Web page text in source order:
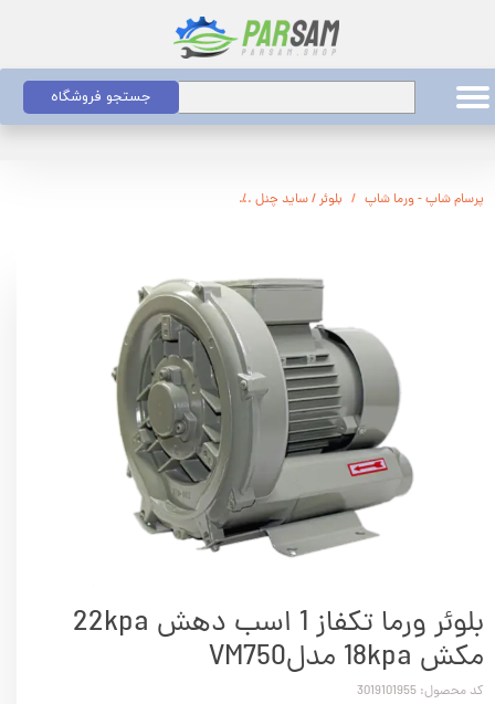
جستجو فروشگاه
پرسام شاپ - ورما شاپ بلوئر / ساید چنل
بلوئر ورما تکفاز 1 اسب دهش 22kpa
مکش 18kpa مدلVM750
کد محصول: 3019101955